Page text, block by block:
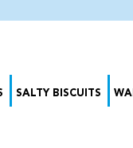
SALTY BISCUITS